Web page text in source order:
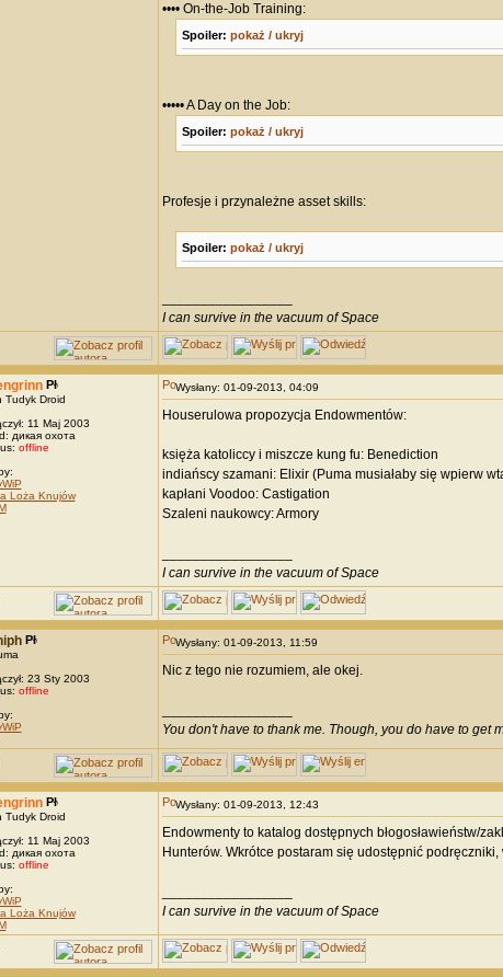
•••• On-the-Job Training:
Spoiler: pokaż / ukryj
••••• A Day on the Job:
Spoiler: pokaż / ukryj
Profesje i przynależne asset skills:
Spoiler: pokaż / ukryj
I can survive in the vacuum of Space
Tudyk Droid
11 Maj 2003
дикая охота
offline
Loża Knujów
Wysłany: 01-09-2013, 04:09
Houserulowa propozycja Endowmentów:
księża katoliccy i miszcze kung fu: Benediction
indiańscy szamani: Elixir (Puma musiałaby się wpierw
kapłani Voodoo: Castigation
Szaleni naukowcy: Armory
I can survive in the vacuum of Space
23 Sty 2003
offline
Wysłany: 01-09-2013, 11:59
Nic z tego nie rozumiem, ale okej.
You don't have to thank me. Though, you do have to get
Tudyk Droid
11 Maj 2003
дикая охота
offline
Loża Knujów
Wysłany: 01-09-2013, 12:43
Endowmenty to katalog dostępnych błogosławieństw/
Hunterów. Wkrótce postaram się udostępnić
I can survive in the vacuum of Space